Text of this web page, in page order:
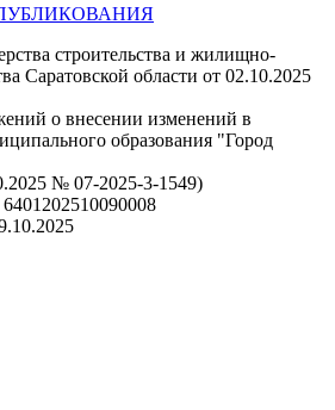
строительства и жилищно-
Саратовской области от 02.10.2025
о внесении изменений в
образования "Город
№ 07-2025-3-1549)
6401202510090008